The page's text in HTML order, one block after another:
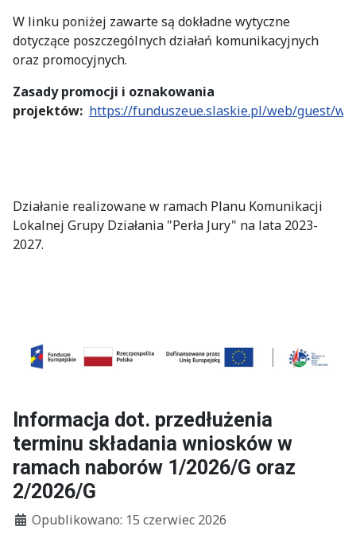
W linku poniżej zawarte są dokładne wytyczne
dotyczące poszczególnych działań komunikacyjnych
oraz promocyjnych.
Zasady promocji i oznakowania
projektów: https://funduszeue.slaskie.pl/web/guest/w/
Działanie realizowane w ramach Planu Komunikacji
Lokalnej Grupy Działania "Perła Jury" na lata 2023-
2027.
Informacja dot. przedłużenia
terminu składania wniosków w
ramach naborów 1/2026/G oraz
2/2026/G
Szczegóły
Opublikowano: 15 czerwiec 2026